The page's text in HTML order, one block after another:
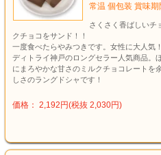
常温 個包装 賞味期
さくさく香ばしいチ
クチョコをサンド！！
一度食べたらやみつきです。女性に大人気
ディトライ神戸のロングセラー人気商品。
にまろやかな甘さのミルクチョコレートを
しさのラングドシャです！
価格： 2,192円(税抜 2,030円)